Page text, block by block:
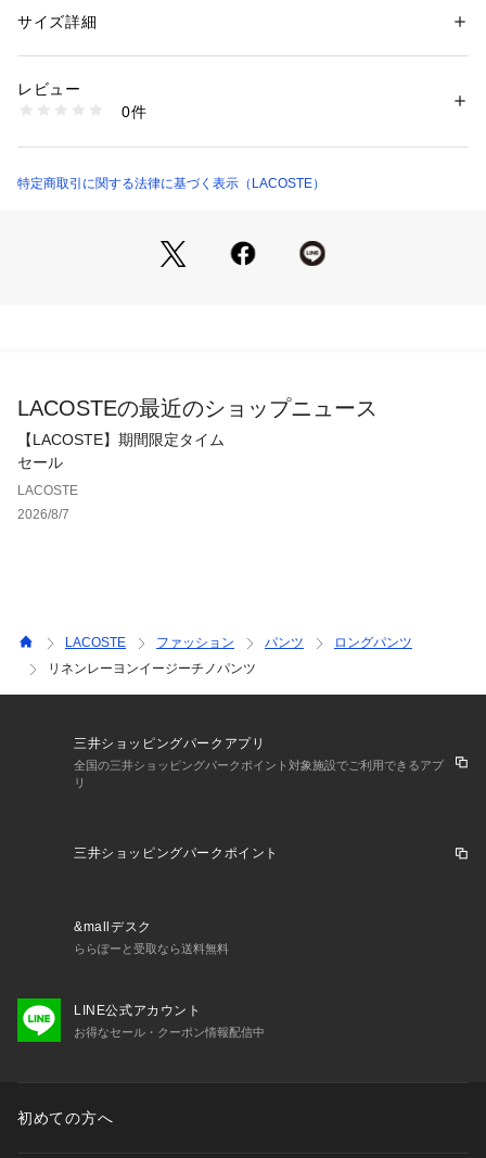
ンデザイン
性別：メンズ
素材：麻61％　レーヨン31％　ポリエステル8％
商品番号：
XH2569-10 （ショップ）
サイズ詳細
レビュー
0件
特定商取引に関する法律に基づく表示（LACOSTE）
LACOSTEの最近のショップニュース
【LACOSTE】期間限定タイム
セール
LACOSTE
2026/8/7
LACOSTE ファッション パンツ
ロングパンツ
リネンレーヨンイージーチノパンツ
三井ショッピングパークアプリ
全国の三井ショッピングパークポイント対象施設でご利用できるアプ
リ
三井ショッピングパークポイント
&mallデスク
ららぽーと受取なら送料無料
LINE公式アカウント
お得なセール・クーポン情報配信中
初めての方へ